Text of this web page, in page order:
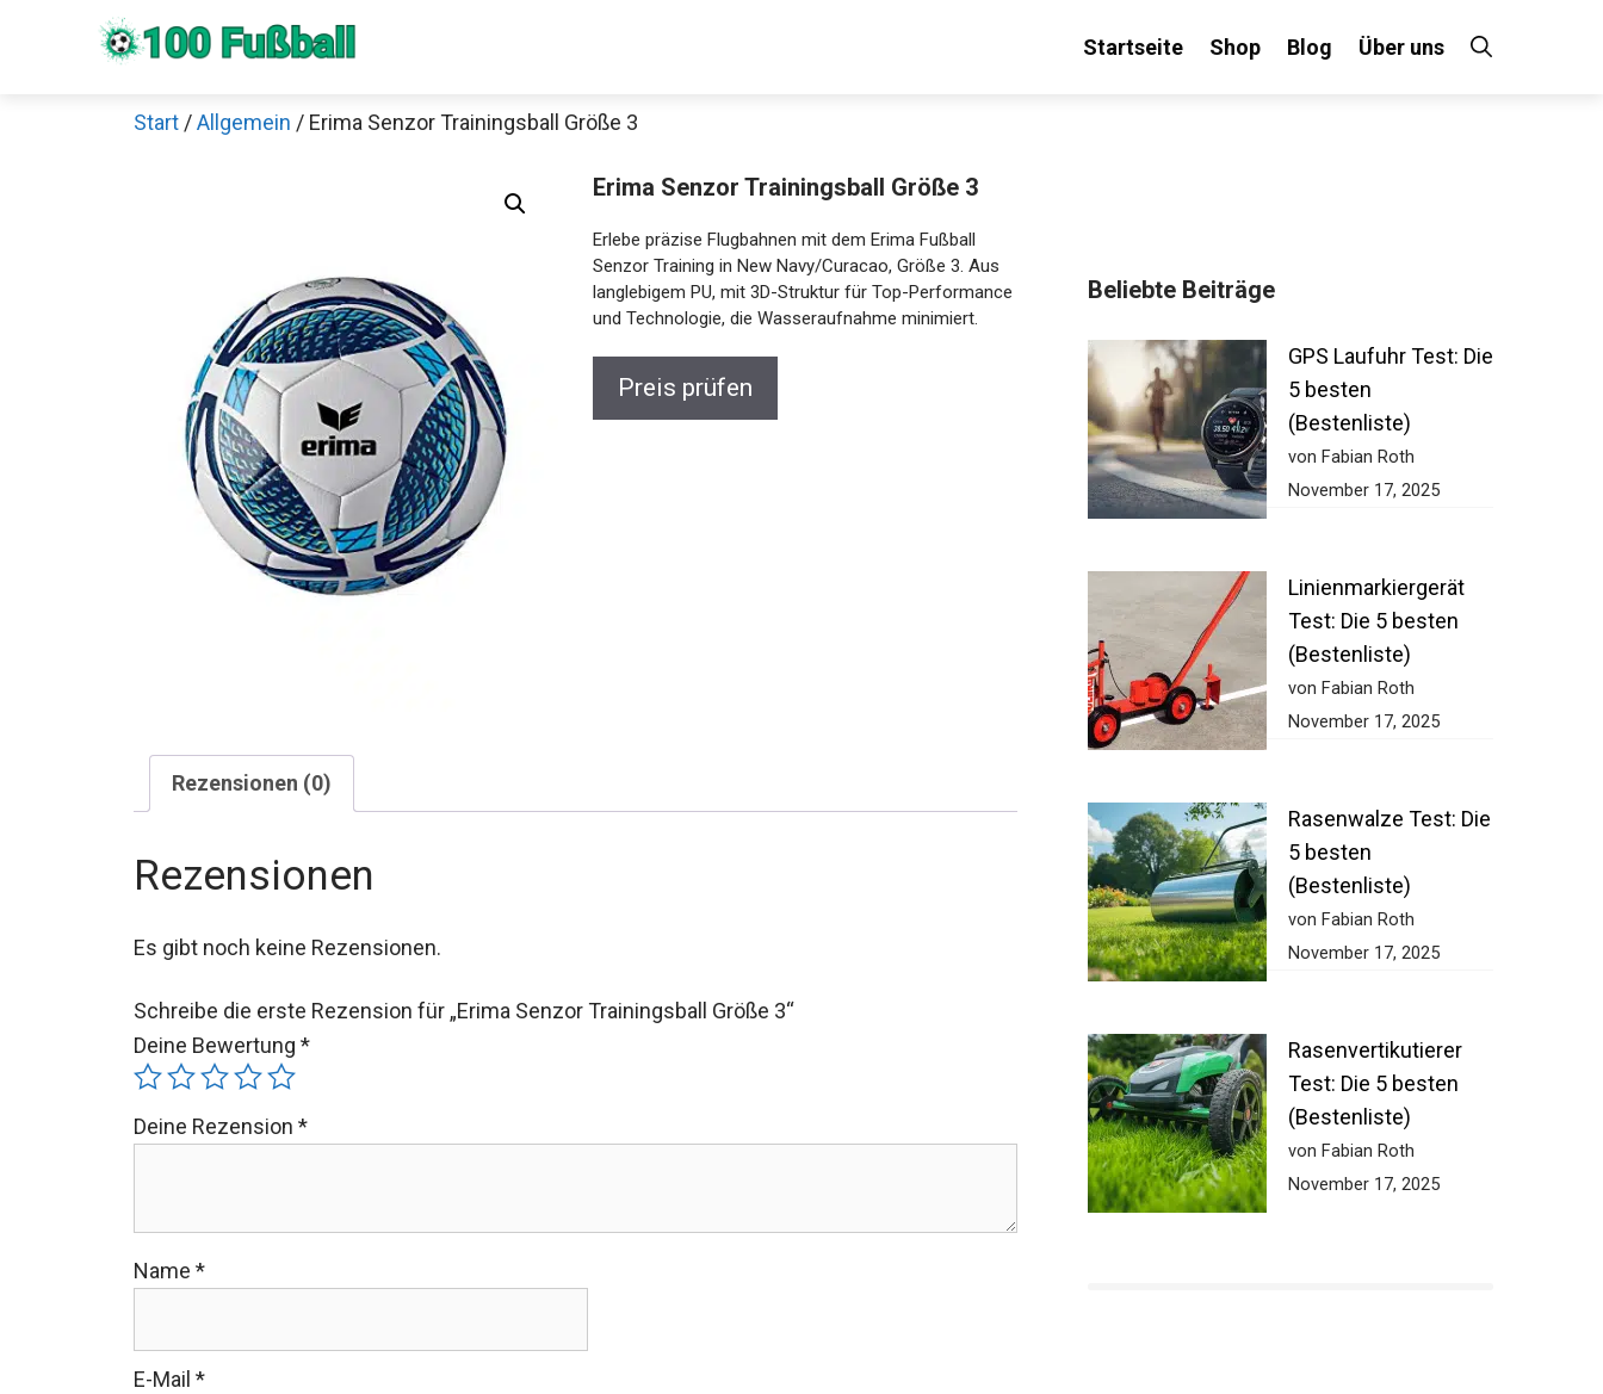
Startseite Shop Blog Über uns
Start /Allgemein / Erima Senzor Trainingsball Größe 3
Erima Senzor Trainingsball Größe 3
Erlebe präzise Flugbahnen mit dem Erima Fußball
Senzor Training in New Navy/Curacao, Größe 3. Aus
langlebigem PU, mit 3D-Struktur für Top-Performance
und Technologie, die Wasseraufnahme minimiert.
Preis prüfen
Rezensionen (0)
Rezensionen
Es gibt noch keine Rezensionen.
Schreibe die erste Rezension für „Erima Senzor Trainingsball Größe 3“
Deine Bewertung *
Deine Rezension *
Name *
E-Mail *
Beliebte Beiträge
GPS Laufuhr Test: Die
5 besten
(Bestenliste)
von Fabian Roth
November 17, 2025
Linienmarkiergerät
Test: Die 5 besten
(Bestenliste)
von Fabian Roth
November 17, 2025
Rasenwalze Test: Die
5 besten
(Bestenliste)
von Fabian Roth
November 17, 2025
Rasenvertikutierer
Test: Die 5 besten
(Bestenliste)
von Fabian Roth
November 17, 2025